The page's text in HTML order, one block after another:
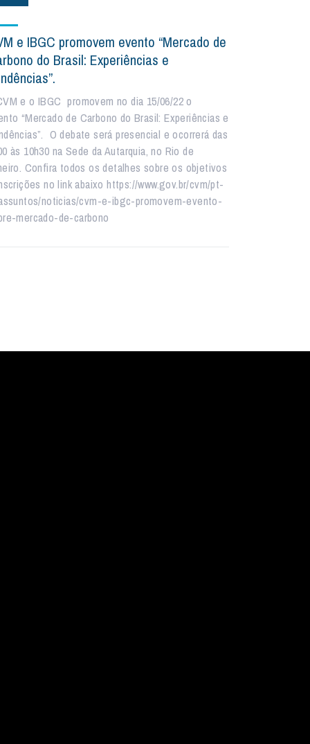
e IBGC promovem evento “Mercado de
do Brasil: Experiências e
e o IBGC promovem no dia 15/06/22 o
“Mercado de Carbono do Brasil: Experiências e
O debate será presencial e ocorrerá das
às 10h30 na Sede da Autarquia, no Rio de
Confira todos os detalhes sobre os objetivos
no link abaixo https://www.gov.br/cvm/pt-
noticias/cvm-e-ibgc-promovem-evento-
mercado-de-carbono